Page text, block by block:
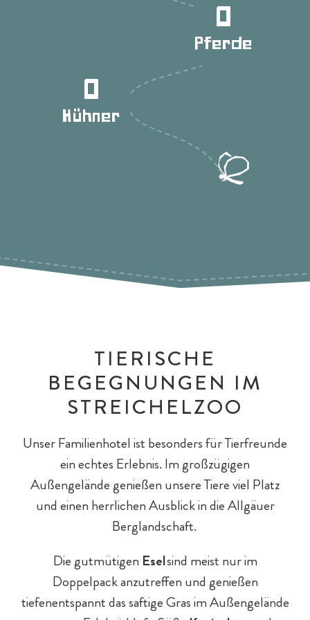
0
Pferde
0
Hühner
TIERISCHE
BEGEGNUNGEN IM
STREICHELZOO
Unser Familienhotel ist besonders für Tierfreunde
ein echtes Erlebnis. Im großzügigen
Außengelände genießen unsere Tiere viel Platz
und einen herrlichen Ausblick in die Allgäuer
Berglandschaft.
Die gutmütigen Eselsind meist nur im
Doppelpack anzutreffen und genießen
tiefenentspannt das saftige Gras im Außengelände
Outdoor-Sport & Tennis